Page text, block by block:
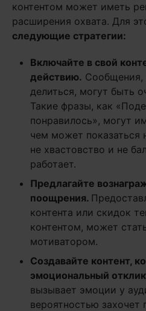
контентом может иметь
расширения охвата. Для
следующие стратегии:
Включайте в свой
действию.
делиться, могут быть
Такие фразы, как
понравилось», могут
чем может показаться
не хвастовство и не
работает.
Предлагайте
поощрения.
контента или скидок
контентом, может
мотиватором.
Создавайте контент,
эмоциональный
вызывает эмоции у
вероятностью захочет